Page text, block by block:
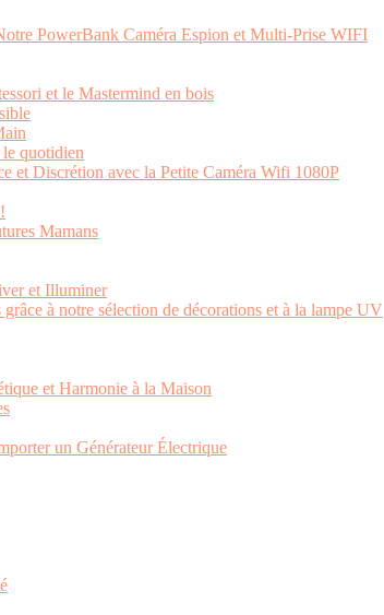
PowerBank Caméra Espion et Multi-Prise WIFI
et le Mastermind en bois
quotidien
et Discrétion avec la Petite Caméra Wifi 1080P
Mamans
et Illuminer
à notre sélection de décorations et à la lampe UV
et Harmonie à la Maison
un Générateur Électrique